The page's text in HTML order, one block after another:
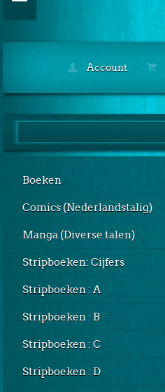
Account
Boeken
Comics (Nederlandstalig)
Manga (Diverse talen)
Stripboeken: Cijfers
Stripboeken : A
Stripboeken : B
Stripboeken : C
Stripboeken : D